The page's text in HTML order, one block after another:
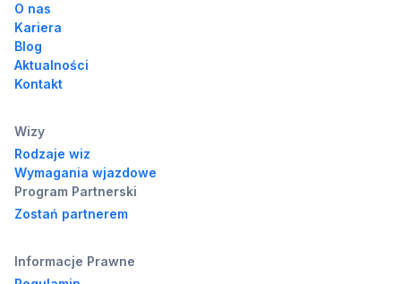
O nas
Kariera
Blog
Aktualności
Kontakt
Wizy
Rodzaje wiz
Wymagania wjazdowe
Program Partnerski
Zostań partnerem
Informacje Prawne